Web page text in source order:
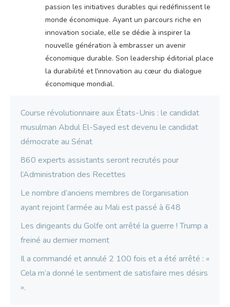
passion les initiatives durables qui redéfinissent le
monde économique. Ayant un parcours riche en
innovation sociale, elle se dédie à inspirer la
nouvelle génération à embrasser un avenir
économique durable. Son leadership éditorial place
la durabilité et l'innovation au cœur du dialogue
économique mondial.
Course révolutionnaire aux États-Unis : le candidat
musulman Abdul El-Sayed est devenu le candidat
démocrate au Sénat
860 experts assistants seront recrutés pour
l’Administration des Recettes
Le nombre d’anciens membres de l’organisation
ayant rejoint l’armée au Mali est passé à 648
Les dirigeants du Golfe ont arrêté la guerre ! Trump a
freiné au dernier moment
Il a commandé et annulé 2 100 fois et a été arrêté : «
Cela m’a donné le sentiment de satisfaire mes désirs
».